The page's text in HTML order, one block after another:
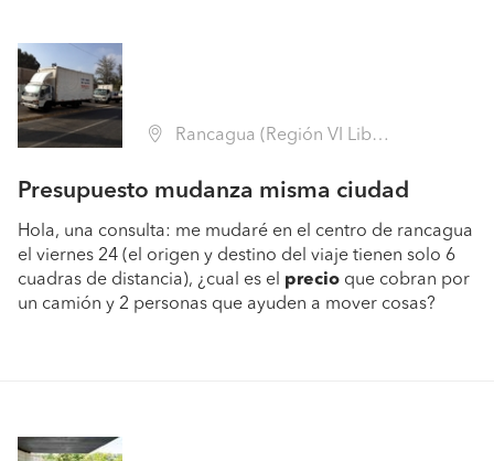
Rancagua (Región VI Libertador B. O'Higgins - Cachapoal)
Presupuesto mudanza misma ciudad
Hola, una consulta: me mudaré en el centro de rancagua
el viernes 24 (el origen y destino del viaje tienen solo 6
cuadras de distancia), ¿cual es el precio que cobran por
un camión y 2 personas que ayuden a mover cosas?